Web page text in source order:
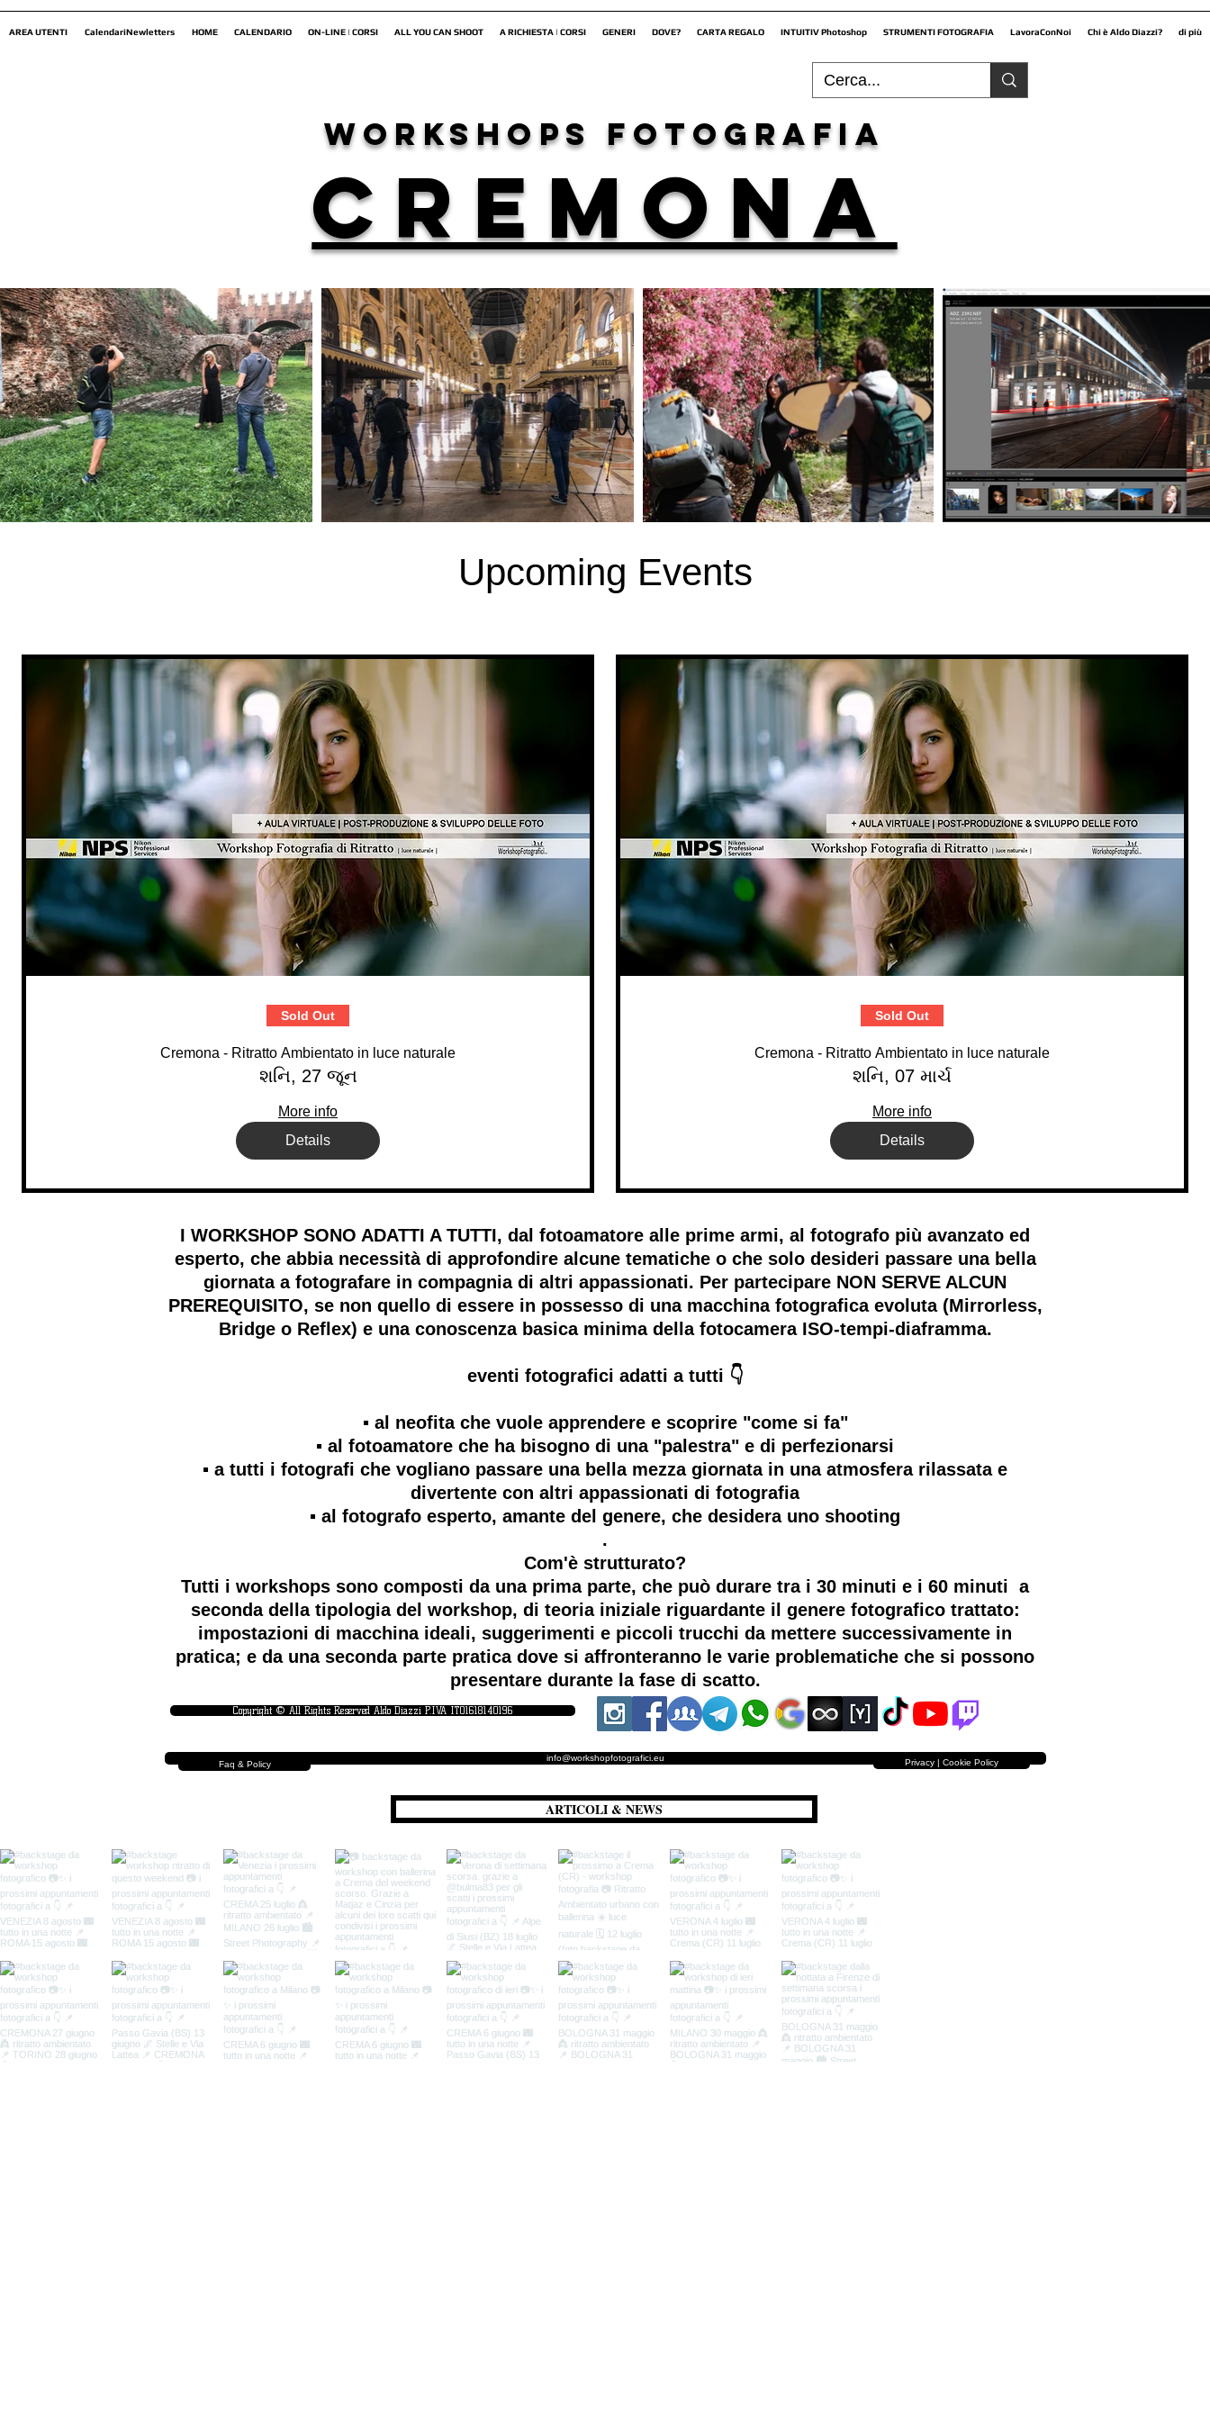
AREA UTENTI CalendariNewletters HOME CALENDARIO ON-LINE | CORSI ALL YOU CAN SHOOT A RICHIESTA | CORSI GENERI DOVE? CARTA REGALO INTUITIV Photoshop STRUMENTI FOTOGRAFIA LavoraConNoi Chi è Aldo Diazzi? di più
workshops fotografia
CREMONA
Upcoming Events
Sold Out
Cremona - Ritratto Ambientato in luce naturale
શનિ, 27 જૂન
More info
Details
Sold Out
Cremona - Ritratto Ambientato in luce naturale
શનિ, 07 માર્ચ
More info
Details
I WORKSHOP SONO ADATTI A TUTTI, dal fotoamatore alle prime armi, al fotografo più avanzato ed
esperto, che abbia necessità di approfondire alcune tematiche o che solo desideri passare una bella
giornata a fotografare in compagnia di altri appassionati. Per partecipare NON SERVE ALCUN
PREREQUISITO, se non quello di essere in possesso di una macchina fotografica evoluta (Mirrorless,
Bridge o Reflex) e una conoscenza basica minima della fotocamera ISO-tempi-diaframma.
eventi fotografici adatti a tutti 👇
▪️ al neofita che vuole apprendere e scoprire "come si fa"
▪️ al fotoamatore che ha bisogno di una "palestra" e di perfezionarsi
▪️ a tutti i fotografi che vogliano passare una bella mezza giornata in una atmosfera rilassata e
divertente con altri appassionati di fotografia
▪️ al fotografo esperto, amante del genere, che desidera uno shooting
.
Com'è strutturato?
Tutti i workshops sono composti da una prima parte, che può durare tra i 30 minuti e i 60 minuti a
seconda della tipologia del workshop, di teoria iniziale riguardante il genere fotografico trattato:
impostazioni di macchina ideali, suggerimenti e piccoli trucchi da mettere successivamente in
pratica; e da una seconda parte pratica dove si affronteranno le varie problematiche che si possono
presentare durante la fase di scatto.
info@workshopfotografici.eu Privacy | Cookie Policy
Faq & Policy
Copyright © All Rights Reserved Aldo Diazzi P.IVA IT01618140196
ARTICOLI & NEWS